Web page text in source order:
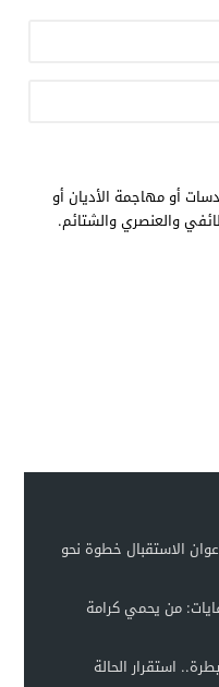
أو مهاجمة الأديان أو
والعنصري والشتائم.
الاستقبال خطوة نحو
من يحمي كرامة
استقرار الحالة